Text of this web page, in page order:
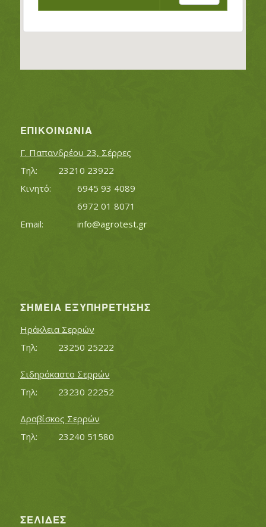
ΕΠΙΚΟΙΝΩΝΊΑ
Γ. Παπανδρέου 23, Σέρρες
Τηλ:		23210 23922
Κινητό:		6945 93 4089
			6972 01 8071
info@agrotest.gr
ΣΗΜΕΊΑ ΕΞΥΠΗΡΈΤΗΣΗΣ
Ηράκλεια Σερρών
Τηλ:		23250 25222
Σιδηρόκαστο Σερρών
Τηλ:		23230 22252
Δραβίσκος Σερρών
Τηλ:		23240 51580
ΣΕΛΊΔΕΣ